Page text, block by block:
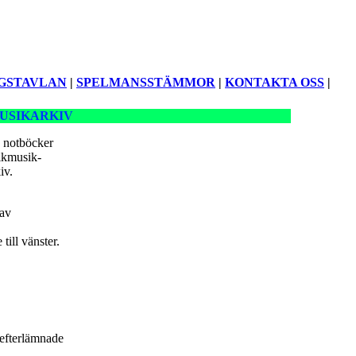
| SPELMANSSTÄMMOR | KONTAKTA OSS |
notböcker
till vänster.
efterlämnade